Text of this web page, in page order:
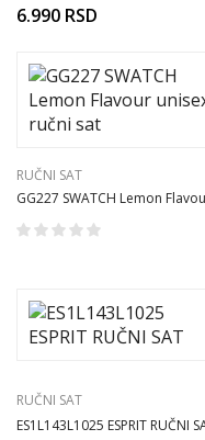
6.990 RSD
RUČNI SAT
GG227 SWATCH Lemon
unisex ručni sat
RUČNI SAT
ES1L143L1025 ESPRIT RUČNI